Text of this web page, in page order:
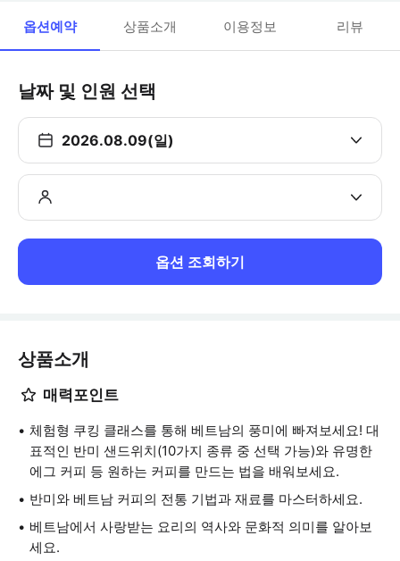
옵션예약 상품소개 이용정보 리뷰
날짜 및 인원 선택
2026.08.09(일)
옵션 조회하기
상품소개
매력포인트
체험형 쿠킹 클래스를 통해 베트남의 풍미에 빠져보세요! 대
표적인 반미 샌드위치(10가지 종류 중 선택 가능)와 유명한
에그 커피 등 원하는 커피를 만드는 법을 배워보세요.
반미와 베트남 커피의 전통 기법과 재료를 마스터하세요.
베트남에서 사랑받는 요리의 역사와 문화적 의미를 알아보
세요.